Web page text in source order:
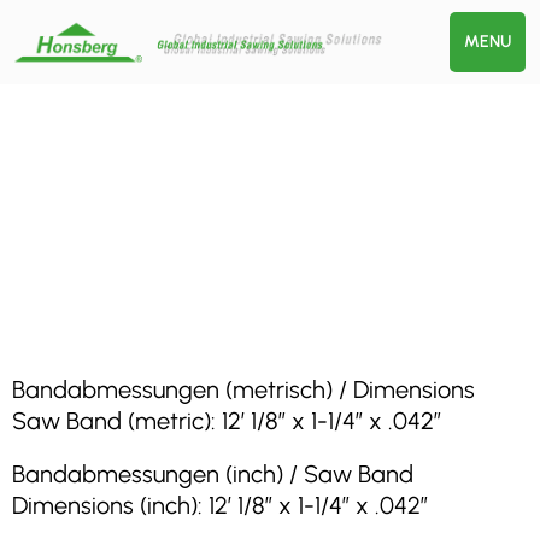
MENU
Bandabmessungen (metrisch) / Dimensions
Saw Band (metric): 12′ 1/8″ x 1-1/4″ x .042″
Bandabmessungen (inch) / Saw Band
Dimensions (inch): 12′ 1/8″ x 1-1/4″ x .042″